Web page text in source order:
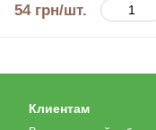
54 грн/шт.
Клиентам